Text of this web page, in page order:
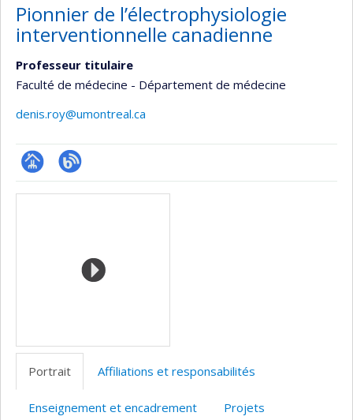
Pionnier de l’électrophysiologie
interventionnelle canadienne
Professeur titulaire
Faculté de médecine - Département de médecine
denis.roy@umontreal.ca
Page Blogue
Médias
Portrait Affiliations et responsabilités
Enseignement et encadrement Projets